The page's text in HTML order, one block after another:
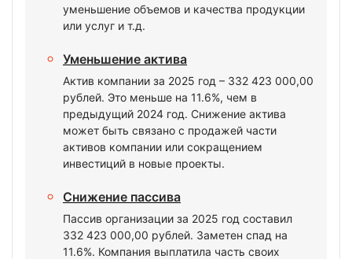
уменьшение объемов и качества продукции
или услуг и т.д.
Уменьшение актива
Актив компании за 2025 год – 332 423 000,00
рублей. Это меньше на 11.6%, чем в
предыдущий 2024 год. Снижение актива
может быть связано с продажей части
активов компании или сокращением
инвестиций в новые проекты.
Снижение пассива
Пассив организации за 2025 год составил
332 423 000,00 рублей. Заметен спад на
11.6%. Компания выплатила часть своих